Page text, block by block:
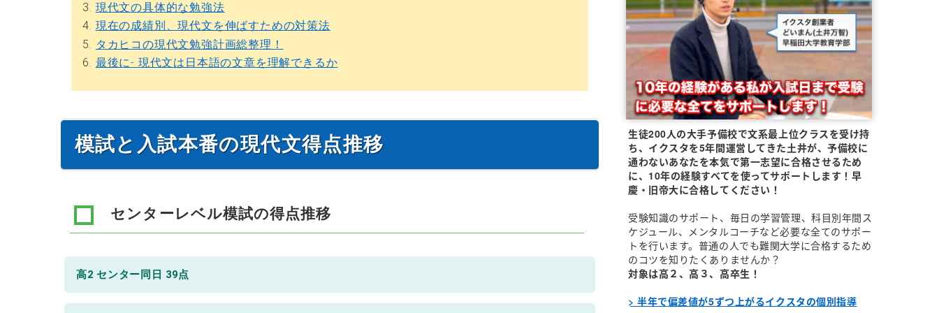
3. 現代文の具体的な勉強法
4. 現在の成績別、現代文を伸ばすための対策法
5. タカヒコの現代文勉強計画総整理！
6. 最後に- 現代文は日本語の文章を理解できるか
模試と入試本番の現代文得点推移
センターレベル模試の得点推移
高2 センター同日 39点
生徒200人の大手予備校で文系最上位クラスを受け持
ち、イクスタを5年間運営してきた土井が、予備校に
通わないあなたを本気で第一志望に合格させるため
に、10年の経験すべてを使ってサポートします！早
慶・旧帝大に合格してください！
受験知識のサポート、毎日の学習管理、科目別年間ス
ケジュール、メンタルコーチなど必要な全てのサポー
トを行います。普通の人でも難関大学に合格するため
のコツを知りたくありませんか？
対象は高２、高３、高卒生！
> 半年で偏差値が5ずつ上がるイクスタの個別指導